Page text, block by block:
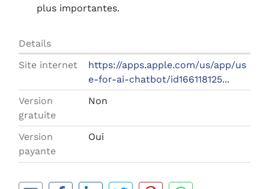
plus importantes.
Details
Site internet
https://apps.apple.com/us/app/us
e-for-ai-chatbot/id166118125...
Version
gratuite
Non
Version
payante
Oui